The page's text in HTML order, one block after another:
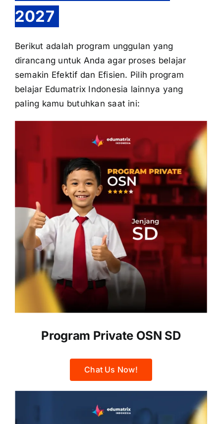
2027
Berikut adalah program unggulan yang
dirancang untuk Anda agar proses belajar
semakin Efektif dan Efisien. Pilih program
belajar Edumatrix Indonesia lainnya yang
paling kamu butuhkan saat ini:
Program Private OSN SD
Chat Us Now!